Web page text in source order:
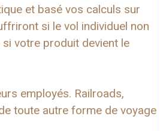
et basé vos calculs sur
si le vol individuel non
votre produit devient le
employés. Railroads,
toute autre forme de voyage